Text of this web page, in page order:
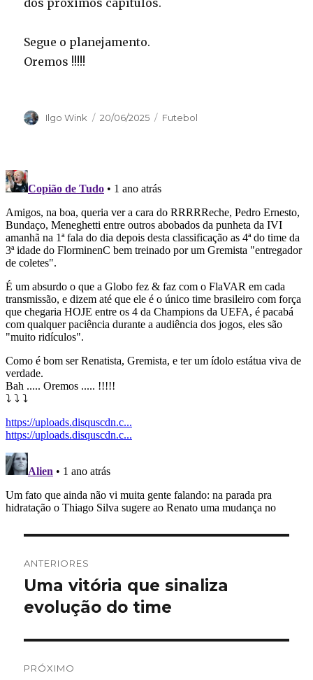
dos próximos capítulos.
Segue o planejamento.
Oremos !!!!!
Autor
Ilgo Wink
Publicado
20/06/2025 Categorias
Futebol
de
Post
ANTERIORES
Post
anterior:
Uma vitória que sinaliza
evolução do time
PRÓXIMO